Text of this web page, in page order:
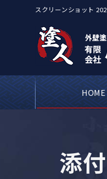
スクリーンショット
HOME
添